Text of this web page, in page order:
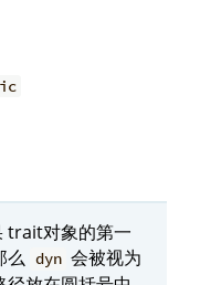
trait对象的第一
么 dyn 会被视为